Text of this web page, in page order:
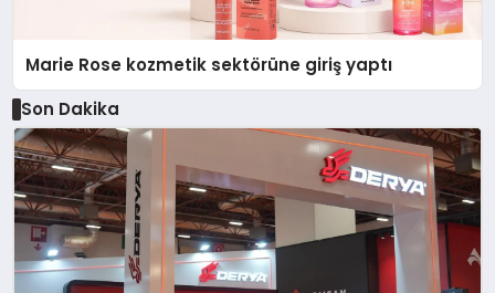
Marie Rose kozmetik sektörüne giriş yaptı
Son Dakika